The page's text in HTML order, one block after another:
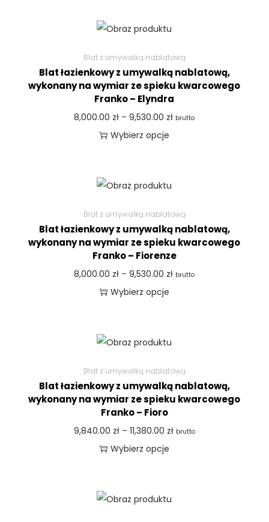
Blat z umywalką nablatową
Blat łazienkowy z umywalką nablatową,
wykonany na wymiar ze spieku kwarcowego
Franko – Elyndra
8,000.00 zł – 9,530.00 zł brutto
Wybierz opcje
Blat z umywalką nablatową
Blat łazienkowy z umywalką nablatową,
wykonany na wymiar ze spieku kwarcowego
Franko – Fiorenze
8,000.00 zł – 9,530.00 zł brutto
Wybierz opcje
Blat z umywalką nablatową
Blat łazienkowy z umywalką nablatową,
wykonany na wymiar ze spieku kwarcowego
Franko – Fioro
9,840.00 zł – 11,380.00 zł brutto
Wybierz opcje